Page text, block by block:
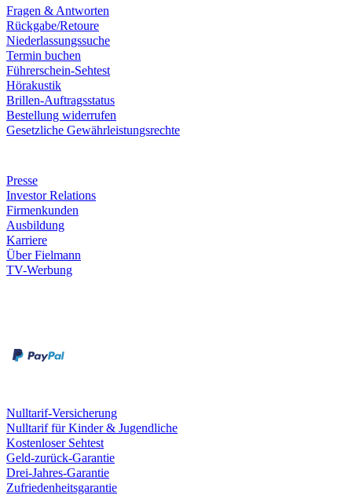
Fragen & Antworten
Rückgabe/Retoure
Niederlassungssuche
Termin buchen
Führerschein-Sehtest
Hörakustik
Brillen-Auftragsstatus
Bestellung widerrufen
Gesetzliche Gewährleistungsrechte
Presse
Investor Relations
Firmenkunden
Ausbildung
Karriere
Über Fielmann
TV-Werbung
Nulltarif-Versicherung
Nulltarif für Kinder & Jugendliche
Kostenloser Sehtest
Geld-zurück-Garantie
Drei-Jahres-Garantie
Zufriedenheitsgarantie